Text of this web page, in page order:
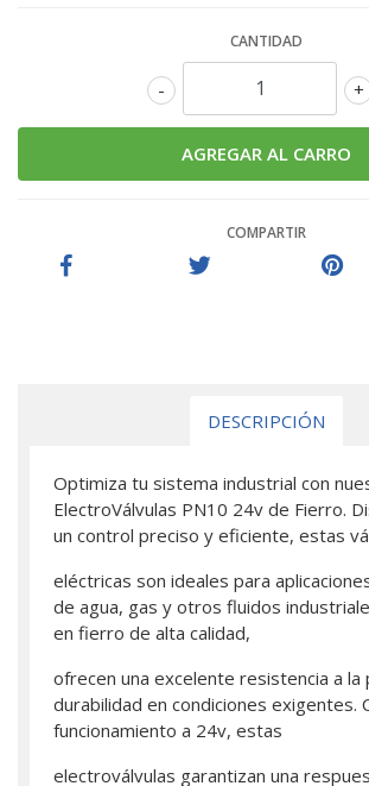
CANTIDAD
+
-
COMPARTIR
DESCRIPCIÓN
Optimiza tu sistema industrial con
ElectroVálvulas PN10 24v de Fierro.
un control preciso y eficiente, estas
eléctricas son ideales para
de agua, gas y otros fluidos
en fierro de alta calidad,
ofrecen una excelente resistencia a la
durabilidad en condiciones exigentes.
funcionamiento a 24v, estas
electroválvulas garantizan una